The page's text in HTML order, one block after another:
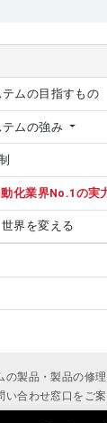
ムの目指すもの
ムの強み
化業界No.1の実
界を変える
の製品・製品の修
い合わせ窓口をご案